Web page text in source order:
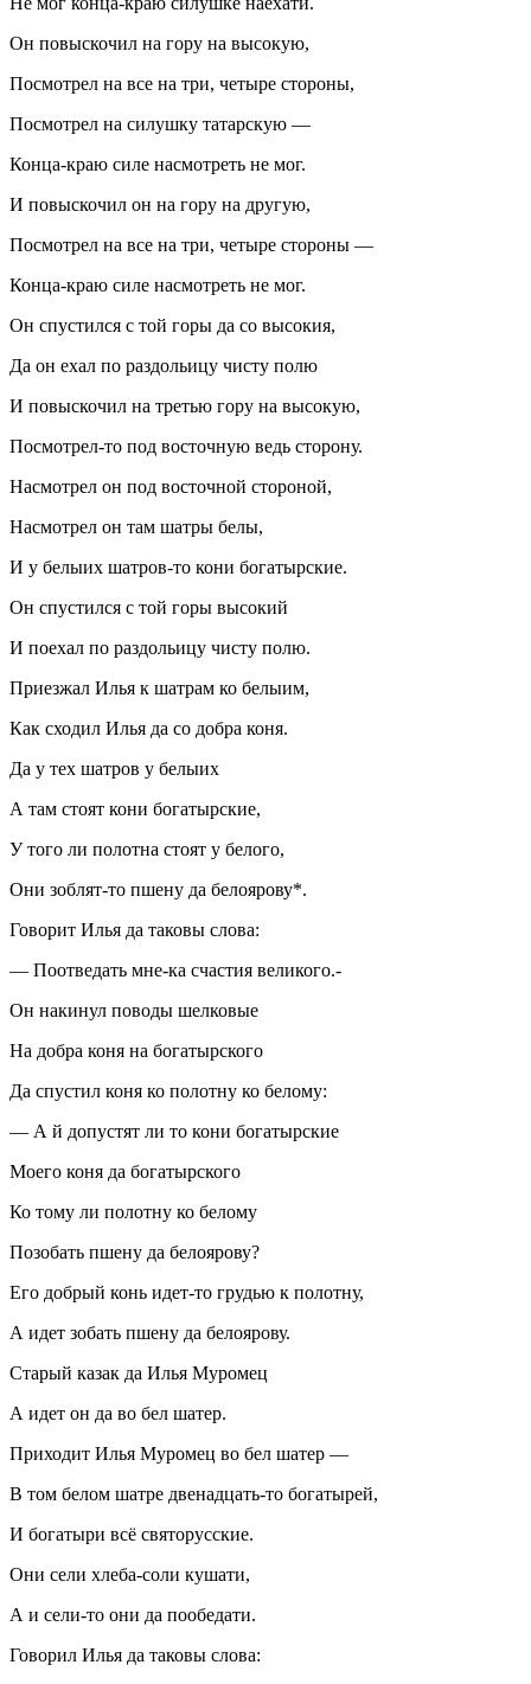
Он повыскочил на гору на высокую,
Посмотрел на все на три, четыре стороны,
Посмотрел на силушку татарскую —
Конца-краю силе насмотреть не мог.
И повыскочил он на гору на другую,
Посмотрел на все на три, четыре стороны —
Конца-краю силе насмотреть не мог.
Он спустился с той горы да со высокия,
Да он ехал по раздольицу чисту полю
И повыскочил на третью гору на высокую,
Посмотрел-то под восточную ведь сторону.
Насмотрел он под восточной стороной,
Насмотрел он там шатры белы,
И у белыих шатров-то кони богатырские.
Он спустился с той горы высокий
И поехал по раздольицу чисту полю.
Приезжал Илья к шатрам ко белыим,
Как сходил Илья да со добра коня.
Да у тех шатров у белыих
А там стоят кони богатырские,
У того ли полотна стоят у белого,
Они зоблят-то пшену да белоярову*.
Говорит Илья да таковы слова:
— Поотведать мне-ка счастия великого.-
Он накинул поводы шелковые
На добра коня на богатырского
Да спустил коня ко полотну ко белому:
— А й допустят ли то кони богатырские
Моего коня да богатырского
Ко тому ли полотну ко белому
Позобать пшену да белоярову?
Его добрый конь идет-то грудью к полотну,
А идет зобать пшену да белоярову.
Старый казак да Илья Муромец
А идет он да во бел шатер.
Приходит Илья Муромец во бел шатер —
В том белом шатре двенадцать-то богатырей,
И богатыри всё святорусские.
Они сели хлеба-соли кушати,
А и сели-то они да пообедати.
Говорил Илья да таковы слова: